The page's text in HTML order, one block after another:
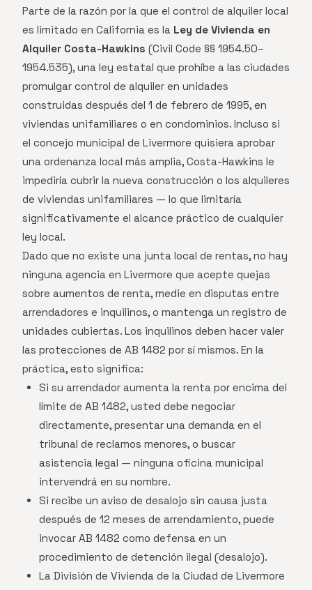
Parte de la razón por la que el control de alquiler local
es limitado en California es la Ley de Vivienda en
Alquiler Costa-Hawkins (Civil Code §§ 1954.50–
1954.535), una ley estatal que prohíbe a las ciudades
promulgar control de alquiler en unidades
construidas después del 1 de febrero de 1995, en
viviendas unifamiliares o en condominios. Incluso si
el concejo municipal de Livermore quisiera aprobar
una ordenanza local más amplia, Costa-Hawkins le
impediría cubrir la nueva construcción o los alquileres
de viviendas unifamiliares — lo que limitaría
significativamente el alcance práctico de cualquier
ley local.
Dado que no existe una junta local de rentas, no hay
ninguna agencia en Livermore que acepte quejas
sobre aumentos de renta, medie en disputas entre
arrendadores e inquilinos, o mantenga un registro de
unidades cubiertas. Los inquilinos deben hacer valer
las protecciones de AB 1482 por sí mismos. En la
práctica, esto significa:
Si su arrendador aumenta la renta por encima del
límite de AB 1482, usted debe negociar
directamente, presentar una demanda en el
tribunal de reclamos menores, o buscar
asistencia legal — ninguna oficina municipal
intervendrá en su nombre.
Si recibe un aviso de desalojo sin causa justa
después de 12 meses de arrendamiento, puede
invocar AB 1482 como defensa en un
procedimiento de detención ilegal (desalojo).
La División de Vivienda de la Ciudad de Livermore